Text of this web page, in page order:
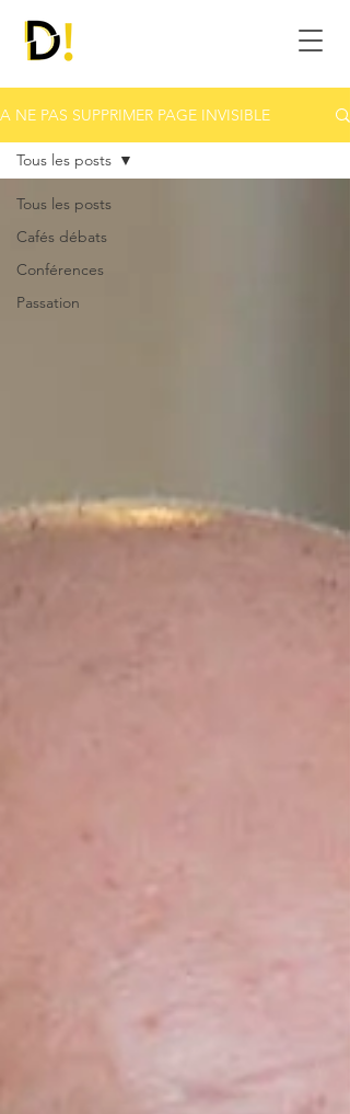
A NE PAS SUPPRIMER PAGE INVISIBLE
Tous les posts
Cafés débats
Conférences
Passation
Tous les posts